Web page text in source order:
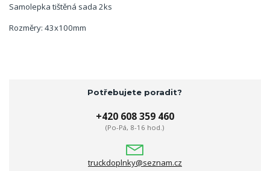
Samolepka tištěná sada 2ks
Rozměry: 43x100mm
Potřebujete poradit?
+420 608 359 460
(Po-Pá, 8-16 hod.)
truckdoplnky@seznam.cz